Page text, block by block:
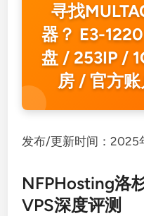
寻找
器？ E3-
盘 / 253IP /
房 / 官方
发布/更新时间：2025
NFPHosting洛
VPS深度评测